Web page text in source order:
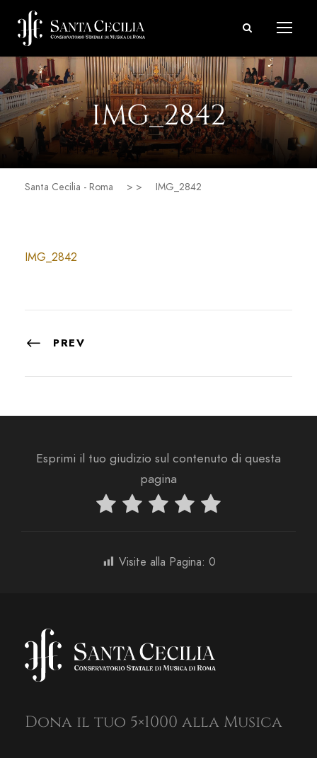
IMG_2842
Santa Cecilia - Roma > > IMG_2842
IMG_2842
PREV
Esprimi il tuo giudizio sul contenuto di questa
pagina
Visite alla Pagina: 0
Dona il tuo 5×1000 alla Musica